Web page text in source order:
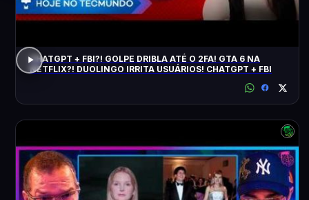
CHATGPT + FBI?! GOLPE DRIBLA ATÉ O 2FA! GTA 6 NA
NETFLIX?! DUOLINGO IRRITA USUÁRIOS! CHATGPT + FBI